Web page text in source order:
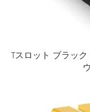
Tスロット ブラッ